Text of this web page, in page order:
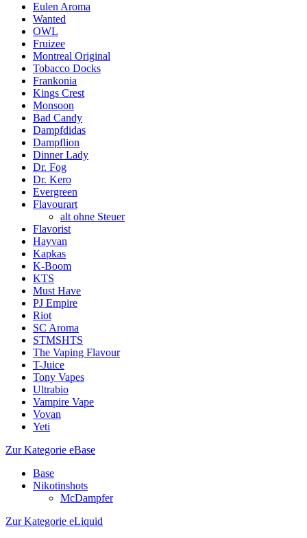
Eulen Aroma
Wanted
OWL
Fruizee
Montreal Original
Tobacco Docks
Frankonia
Kings Crest
Monsoon
Bad Candy
Dampfdidas
Dampflion
Dinner Lady
Dr. Fog
Dr. Kero
Evergreen
Flavourart
alt ohne Steuer
Flavorist
Hayvan
Kapkas
K-Boom
KTS
Must Have
PJ Empire
Riot
SC Aroma
STMSHTS
The Vaping Flavour
T-Juice
Tony Vapes
Ultrabio
Vampire Vape
Vovan
Yeti
Zur Kategorie eBase
Base
Nikotinshots
McDampfer
Zur Kategorie eLiquid